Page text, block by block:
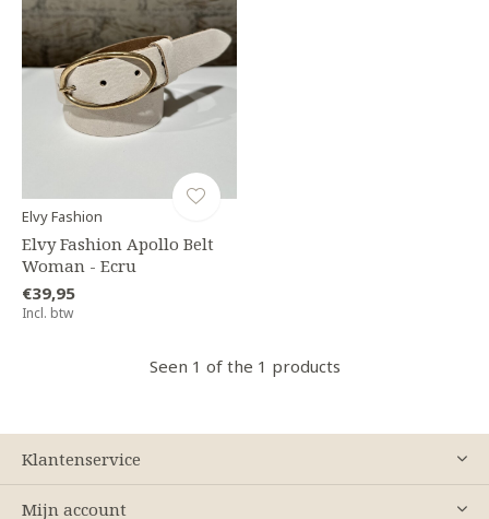
Elvy Fashion
Elvy Fashion Apollo Belt
Woman - Ecru
€39,95
Incl. btw
Seen 1 of the 1 products
Klantenservice
Mijn account